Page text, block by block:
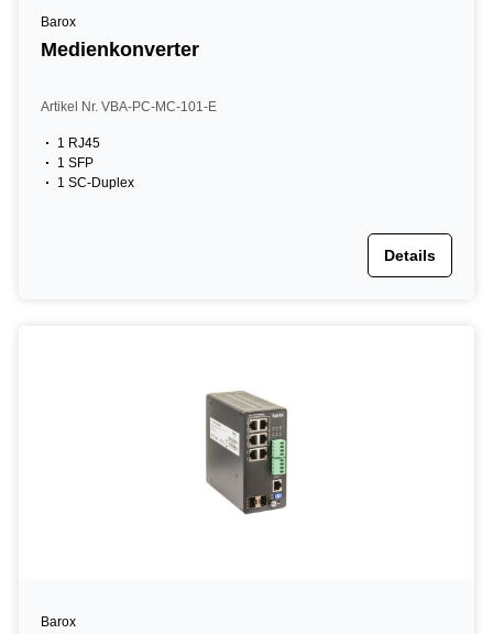
Barox
Medienkonverter
Artikel Nr. VBA-PC-MC-101-E
1 RJ45
1 SFP
1 SC-Duplex
Details
Barox